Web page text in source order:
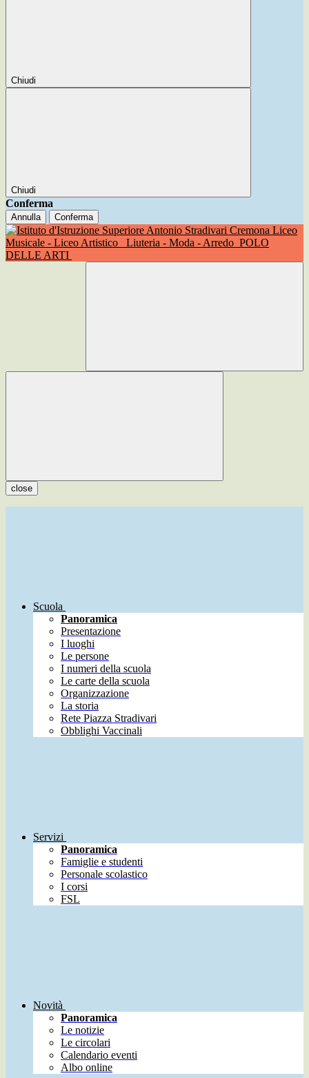
Chiudi
Chiudi
Conferma
Annulla Conferma
Liceo
Musicale - Liceo Artistico
Liuteria - Moda - Arredo POLO
DELLE ARTI
close
Scuola
Panoramica
Presentazione
I luoghi
Le persone
I numeri della scuola
Le carte della scuola
Organizzazione
La storia
Rete Piazza Stradivari
Obblighi Vaccinali
Servizi
Panoramica
Famiglie e studenti
Personale scolastico
I corsi
FSL
Novità
Panoramica
Le notizie
Le circolari
Calendario eventi
Albo online